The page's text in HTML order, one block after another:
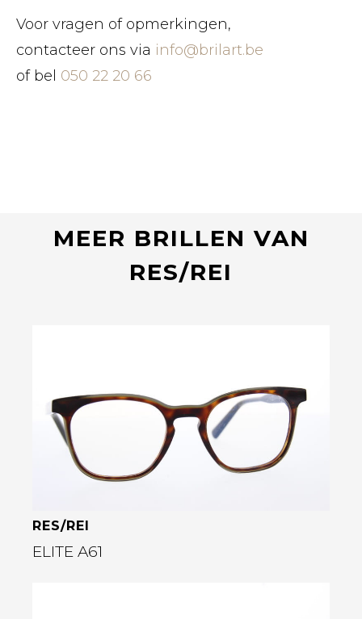
Voor vragen of opmerkingen,
contacteer ons via info@brilart.be
of bel 050 22 20 66
MEER BRILLEN VAN
RES/REI
RES/REI
ELITE A61